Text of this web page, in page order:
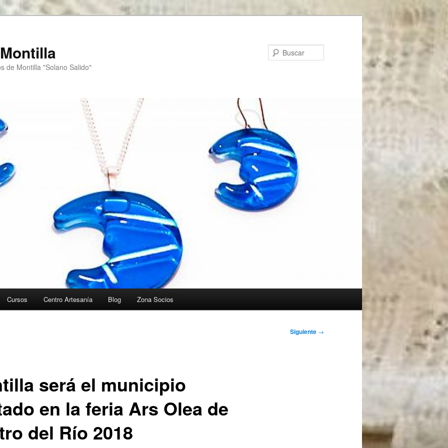
de Montilla "Solano Salido"
Cursos Centro Artesanía Blog Zona Socios
Siguiente →
será el municipio
en la feria Ars Olea de
del Río 2018